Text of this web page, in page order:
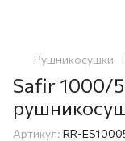
Рушникосушки
Safir 1000/
Артикул: RR-